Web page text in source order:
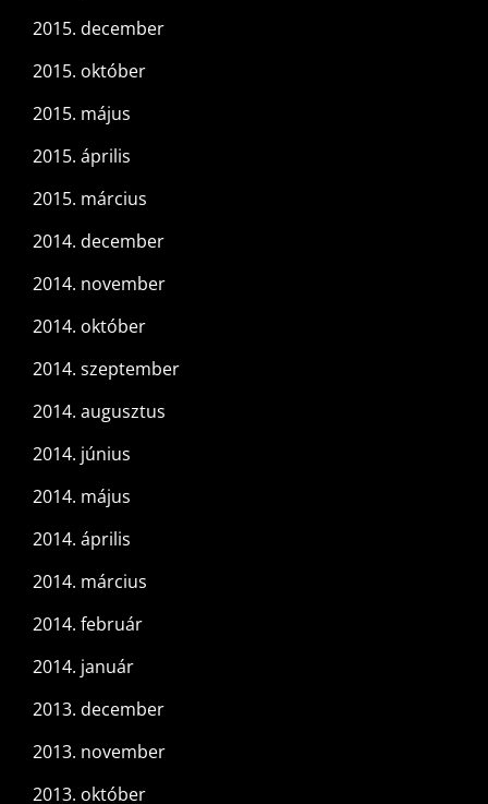
2015. december
2015. október
2015. május
2015. április
2015. március
2014. december
2014. november
2014. október
2014. szeptember
2014. augusztus
2014. június
2014. május
2014. április
2014. március
2014. február
2014. január
2013. december
2013. november
2013. október